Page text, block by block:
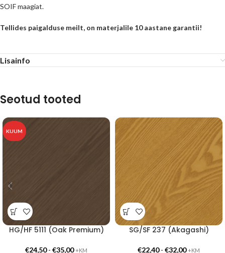
SOIF maagiat.
Tellides paigalduse meilt, on materjalile 10 aastane garantii!
Lisainfo
Seotud tooted
KUUM
HG/HF 5111 (Oak Premium)
€24,50- €35,00 +KM
SG/SF 237 (Akagashi)
€22,40- €32,00 +KM